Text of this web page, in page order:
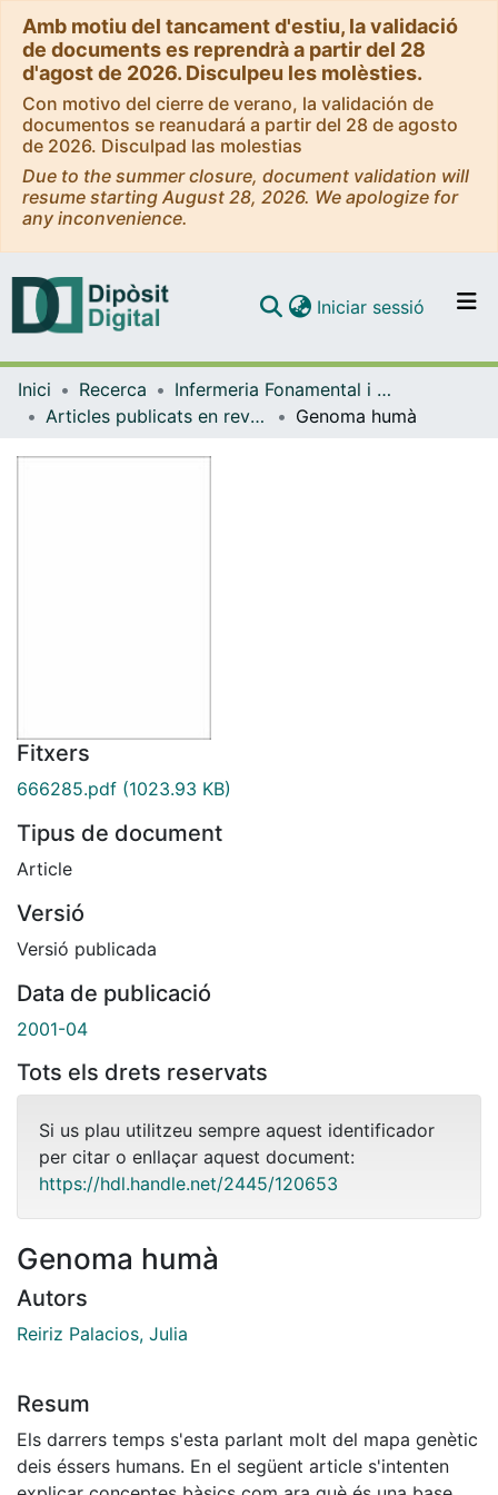
Amb motiu del tancament d'estiu, la validació
de documents es reprendrà a partir del 28
d'agost de 2026. Disculpeu les molèsties.
Con motivo del cierre de verano, la validación de
documentos se reanudará a partir del 28 de agosto
de 2026. Disculpad las molestias
Due to the summer closure, document validation will
resume starting August 28, 2026. We apologize for
any inconvenience.
Navega per tot el DD
Iniciar sessió (current)
Inici Recerca
Infermeria Fonamental i Clínica
Articles publicats en revistes (Infermeria Fonamental i Clínica)
Genoma humà
Fitxers
666285.pdf (1023.93 KB)
Tipus de document
Article
Versió
Versió publicada
Data de publicació
2001-04
Tots els drets reservats
Si us plau utilitzeu sempre aquest identificador
per citar o enllaçar aquest document:
https://hdl.handle.net/2445/120653
Genoma humà
Autors
Reiriz Palacios, Julia
Resum
Els darrers temps s'esta parlant molt del mapa genètic
deis éssers humans. En el següent article s'intenten